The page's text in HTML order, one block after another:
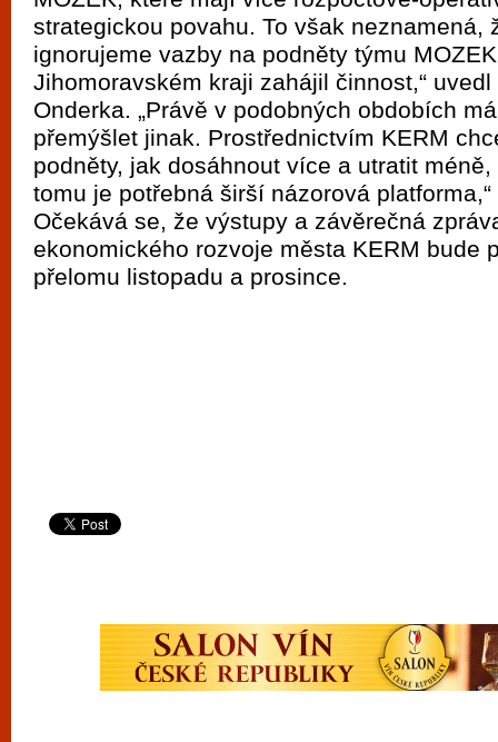
strategickou povahu. To však neznamená,
ignorujeme vazby na podněty týmu
Jihomoravském kraji zahájil činnost,“
Onderka. „Právě v podobných obdobích
přemýšlet jinak. Prostřednictvím KERM
podněty, jak dosáhnout více a utratit
tomu je potřebná širší názorová
Očekává se, že výstupy a závěrečná
ekonomického rozvoje města KERM bude
přelomu listopadu a prosince.